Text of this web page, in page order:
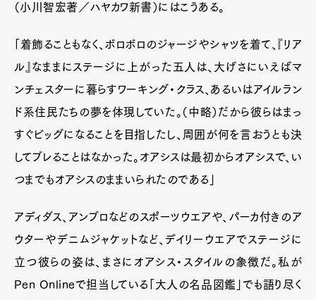
（小川智宏著／ハヤカワ新書）にはこうある。
「着飾ることもなく、ボロボロのジャージやシャツを着て、『リア
ル』なままにステージに上がった五人は、大げさにいえばマ
ンチェスターに暮らすワーキング・クラス、あるいはアイルラン
ド系住民たちの夢を体現していた。（中略）だから彼らはまっ
すぐビッグになることを目指したし、周囲が何を言おうとも決
してブレることはなかった。オアシスは最初からオアシスで、い
つまでもオアシスのままいられたのである」
アディダス、アンブロなどのスポーツウエアや、パーカ付きのア
ウターやデニムジャケットなど、デイリーウエアでステージに
立つ彼らの姿は、まさにオアシス・スタイルの象徴だ。私が
Pen Onlineで担当している「大人の名品図鑑」でも語り尽く